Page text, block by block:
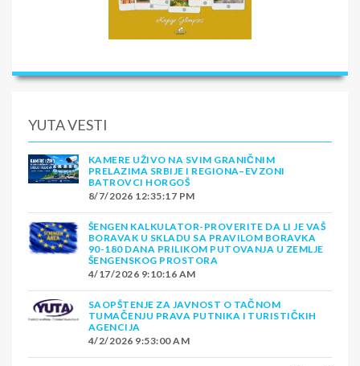
YUTA VESTI
KAMERE UŽIVO NA SVIM GRANIČNIM
PRELAZIMA SRBIJE I REGIONA–EVZONI
BATROVCI HORGOŠ
8/7/2026 12:35:17 PM
ŠENGEN KALKULATOR-PROVERITE DA LI JE VAŠ
BORAVAK U SKLADU SA PRAVILOM BORAVKA
90-180 DANA PRILIKOM PUTOVANJA U ZEMLJE
ŠENGENSKOG PROSTORA
4/17/2026 9:10:16 AM
SAOPŠTENJE ZA JAVNOST O TAČNOM
TUMAČENJU PRAVA PUTNIKA I TURISTIČKIH
AGENCIJA
4/2/2026 9:53:00 AM